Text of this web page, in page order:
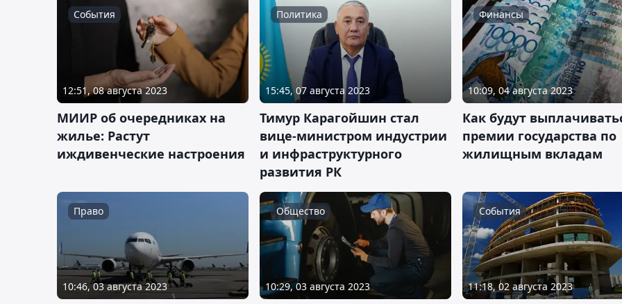
События
12:51, 08 августа 2023
МИИР об очередниках на
жилье: Растут
иждивенческие настроения
Политика
15:45, 07 августа 2023
Тимур Карагойшин стал
вице-министром индустрии
и инфраструктурного
развития РК
Финансы
10:09, 04 августа 2023
Как будут
премии государства по
жилищным вкладам
Право
10:46, 03 августа 2023
Общество
10:29, 03 августа 2023
События
11:18, 02 августа 2023